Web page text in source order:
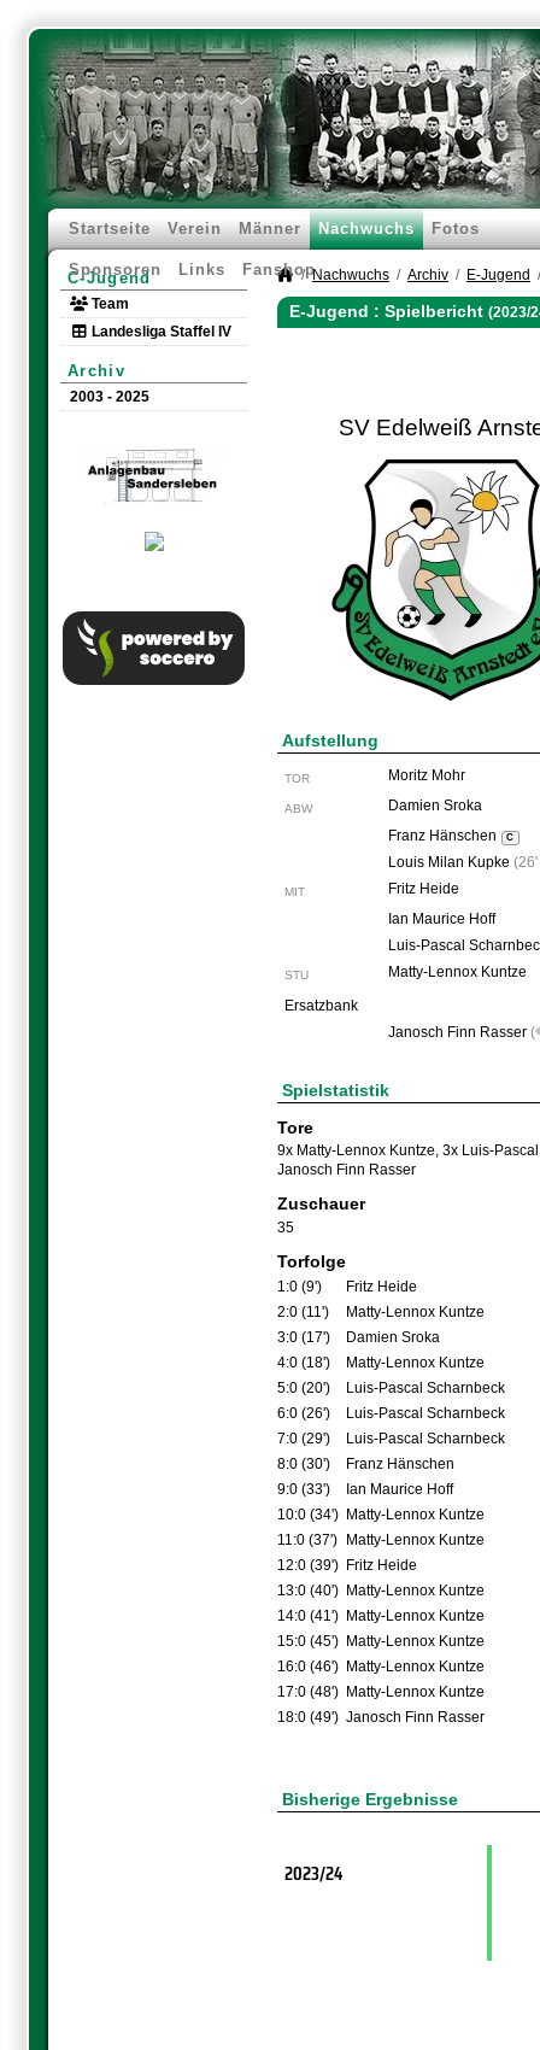
Startseite Verein Männer Nachwuchs Fotos
Sponsoren Links Fanshop
C-Jugend
Team
Landesliga Staffel IV
Archiv
2003 - 2025
Nachwuchs Archiv E-Jugend
E-Jugend : Spielbericht (2023/
SV Edelweiß
Aufstellung
TOR Moritz Mohr
ABW
Damien Sroka
Franz Hänschen
C
Louis Milan Kupke (
MIT
Fritz Heide
Ian Maurice Hoff
Luis-Pascal
STU
Matty-Lennox Kuntze
Ersatzbank
Janosch Finn Rasser (
Spielstatistik
Tore
9x Matty-Lennox Kuntze, 3x Luis-
Janosch Finn Rasser
Zuschauer
35
Torfolge
1:0 (9')
Fritz Heide
2:0 (11')
Matty-Lennox Kuntze
3:0 (17')
Damien Sroka
4:0 (18')
Matty-Lennox Kuntze
5:0 (20')
Luis-Pascal Scharnbeck
6:0 (26')
Luis-Pascal Scharnbeck
7:0 (29')
Luis-Pascal Scharnbeck
8:0 (30')
Franz Hänschen
9:0 (33')
Ian Maurice Hoff
10:0 (34') Matty-Lennox Kuntze
11:0 (37')
Matty-Lennox Kuntze
12:0 (39') Fritz Heide
13:0 (40') Matty-Lennox Kuntze
14:0 (41') Matty-Lennox Kuntze
15:0 (45') Matty-Lennox Kuntze
16:0 (46') Matty-Lennox Kuntze
17:0 (48') Matty-Lennox Kuntze
18:0 (49') Janosch Finn Rasser
Bisherige Ergebnisse
2023/24